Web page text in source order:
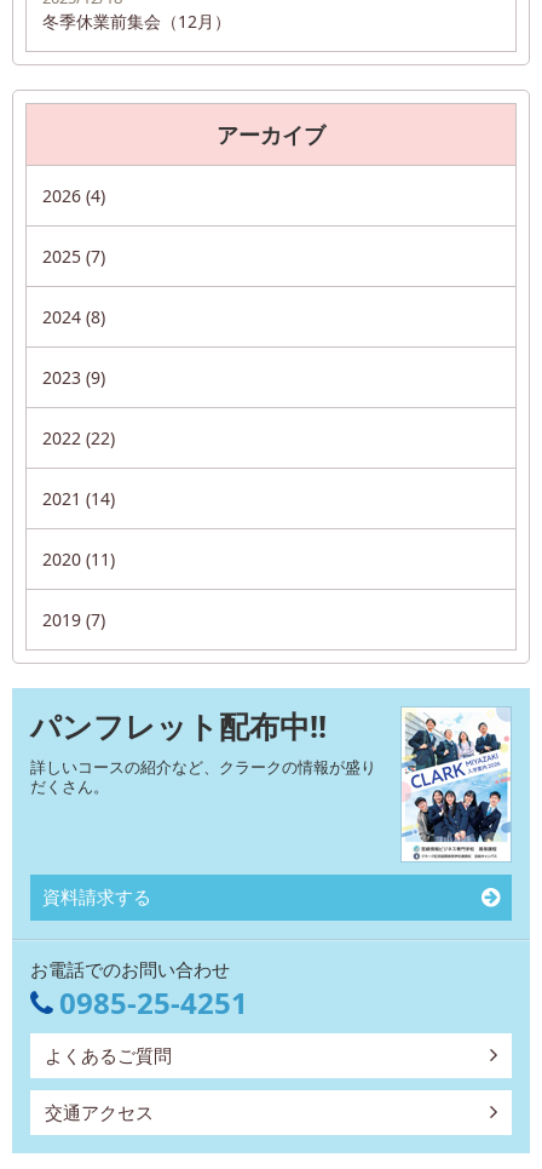
冬季休業前集会（12月）
アーカイブ
2026 (4)
2025 (7)
2024 (8)
2023 (9)
2022 (22)
2021 (14)
2020 (11)
2019 (7)
パンフレット配布中!!
詳しいコースの紹介など、クラークの情報が盛り
だくさん。
資料請求する
お電話でのお問い合わせ
0985-25-4251
よくあるご質問
交通アクセス